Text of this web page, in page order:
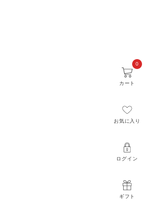
ギフト
ログイン
お気に入り
カート
0